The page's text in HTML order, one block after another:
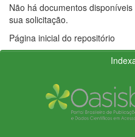
Não há documentos
sua solicitação.
Página inicial do repositório